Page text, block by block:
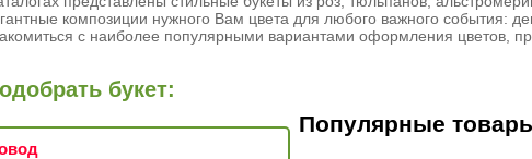
композиции нужного Вам цвета для любого важного события:
с наиболее популярными вариантами оформления цветов,
букет:
Популярные